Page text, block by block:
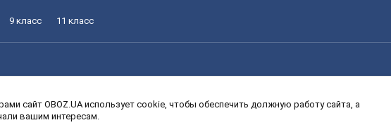
9 класс 11 класс
2 класс 3 класс 4 класс 5 класс 6 класс 7 класс 8 класс 9 класс
сайт OBOZ.UA использует cookie, чтобы обеспечить должную работу сайта, а
вашим интересам.